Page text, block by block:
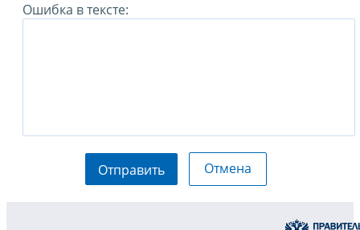
Ошибка в тексте:
Отправить Отмена